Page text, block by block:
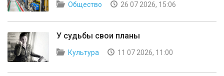
Общество 26 07 2026, 15:06
У судьбы свои планы
Культура 11 07 2026, 11:00